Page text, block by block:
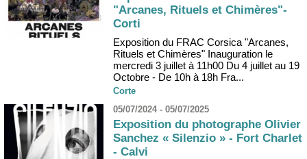
"Arcanes, Rituels et Chimères"-
Corti
Exposition du FRAC Corsica "Arcanes,
Rituels et Chimères" Inauguration le
mercredi 3 juillet à 11h00 Du 4 juillet au 19
Octobre - De 10h à 18h Fra...
Corte
05/07/2024 - 05/07/2025
Exposition du photographe Olivier
Sanchez « Silenzio » - Fort Charlet
- Calvi